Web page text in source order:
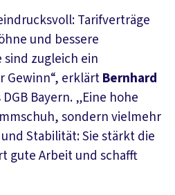
Tarifverträge
und bessere
zugleich ein
Gewinn“, erklärtBernhard
Bayern. „Eine hohe
sondern vielmehr
Stabilität: Sie stärkt die
gute Arbeit und schafft